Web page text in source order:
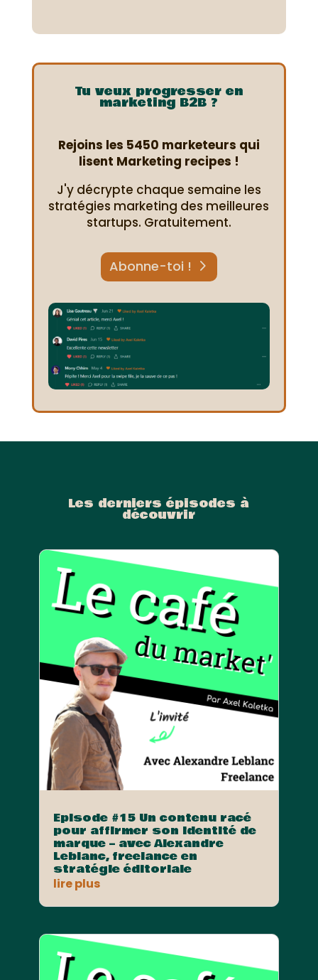
Tu veux progresser en
marketing B2B ?
Rejoins les 5450 marketeurs qui
lisent Marketing recipes !
J'y décrypte chaque semaine les
stratégies marketing des meilleures
startups. Gratuitement.
Abonne-toi !
Les derniers épisodes à
découvrir
Episode #15 Un contenu racé
pour affirmer son identité de
marque – avec Alexandre
Leblanc, freelance en
stratégie éditoriale
lire plus